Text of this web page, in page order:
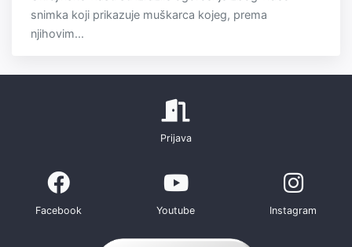
snimka koji prikazuje muškarca kojeg, prema
njihovim...
Prijava
Facebook Youtube Instagram